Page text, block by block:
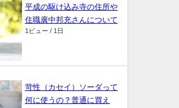
平成の駆け込み寺の住所や
住職廣中邦充さんについて
1ビュー / 1日
苛性（カセイ）ソーダって
何に使うの？普通に買え